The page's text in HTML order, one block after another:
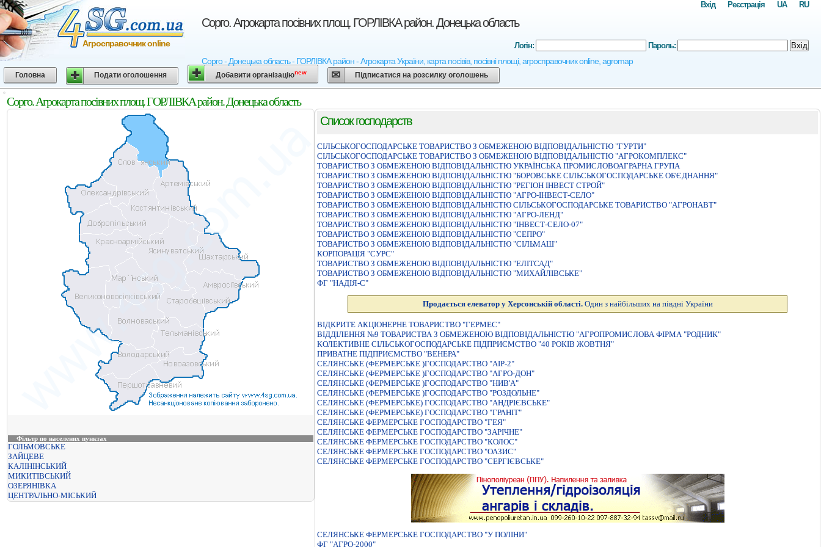
Сорго. Агрокарта посівних площ. ГОРЛІВКА район. Донецька область
Сорго - Донецька область - ГОРЛІВКА район - Агрокарта України, карта посівів, посівні площі, агросправочник online, agromap
Агросправочник online
RU
UA
Реєстрація
Вхід
Логін: Пароль: Вхід
Головна Подати оголошення Добавити організаціюnew Підписатися на розсилку оголошень
Сорго. Агрокарта посівних площ. ГОРЛІВКА район. Донецька область
Фільтр по населених пунктах
ГОЛЬМОВСЬКЕ
ЗАЙЦЕВЕ
КАЛІНІНСЬКИЙ
МИКИТІВСЬКИЙ
ОЗЕРЯНІВКА
ЦЕНТРАЛЬНО-МІСЬКИЙ
Список господарств
СIЛЬСЬКОГОСПОДАРСЬКЕ ТОВАРИСТВО З ОБМЕЖЕНОЮ ВIДПОВIДАЛЬНIСТЮ "ГУРТИ"
СIЛЬСЬКОГОСПОДАРСЬКЕ ТОВАРИСТВО З ОБМЕЖЕНОЮ ВIДПОВIДАЛЬНIСТЮ "АГРОКОМПЛЕКС"
ТОВАРИСТВО З ОБМЕЖЕНОЮ ВIДПОВIДАЛЬНIСТЮ УКРАЇНСЬКА ПРОМИСЛОВОАГРАРНА ГРУПА
ТОВАРИСТВО З ОБМЕЖЕНОЮ ВIДПОВIДАЛЬНIСТЮ "БОРОВСЬКЕ СIЛЬСЬКОГОСПОДАРСЬКЕ ОБ'ЄДНАННЯ"
ТОВАРИСТВО З ОБМЕЖЕНОЮ ВIДПОВIДАЛЬНIСТЮ "РЕГIОН IНВЕСТ СТРОЙ"
ТОВАРИСТВО З ОБМЕЖЕНОЮ ВIДПОВIДАЛЬНIСТЮ "АГРО-IНВЕСТ-СЕЛО"
ТОВАРИСТВО З ОБМЕЖЕНОЮ ВІДПОВІДАЛЬНІСТЮ СІЛЬСЬКОГОСПОДАРСЬКЕ ТОВАРИСТВО "АГРОНАВТ"
ТОВАРИСТВО З ОБМЕЖЕНОЮ ВІДПОВІДАЛЬНІСТЮ "АГРО-ЛЕНД"
ТОВАРИСТВО З ОБМЕЖЕНОЮ ВIДПОВIДАЛЬНIСТЮ "IНВЕСТ-СЕЛО-07"
ТОВАРИСТВО З ОБМЕЖЕНОЮ ВІДПОВІДАЛЬНІСТЮ "СЕПРО"
ТОВАРИСТВО З ОБМЕЖЕНОЮ ВIДПОВIДАЛЬНIСТЮ "СIЛЬМАШ"
КОРПОРАЦIЯ "СУРС"
ТОВАРИСТВО З ОБМЕЖЕНОЮ ВIДПОВIДАЛЬНIСТЮ "ЕЛIТСАД"
ТОВАРИСТВО З ОБМЕЖЕНОЮ ВIДПОВIДАЛЬНIСТЮ "МИХАЙЛIВСЬКЕ"
ФГ "НАДІЯ-С"
Продається елеватор у Херсонській області. Один з найбільших на півдні України
ВІДКРИТЕ АКЦІОНЕРНЕ ТОВАРИСТВО "ГЕРМЕС"
ВІДДІЛЕННЯ №9 ТОВАРИСТВА З ОБМЕЖЕНОЮ ВІДПОВІДАЛЬНІСТЮ "АГРОПРОМИСЛОВА ФІРМА "РОДНИК"
КОЛЕКТИВНЕ СІЛЬСЬКОГОСПОДАРСЬКЕ ПІДПРИЄМСТВО "40 РОКІВ ЖОВТНЯ"
ПРИВАТНЕ ПІДПРИЄМСТВО "ВЕНЕРА"
СЕЛЯНСЬКЕ (ФЕРМЕРСЬКЕ )ГОСПОДАРСТВО "АІР-2"
СЕЛЯНСЬКЕ (ФЕРМЕРСЬКЕ )ГОСПОДАРСТВО "АГРО-ДОН"
СЕЛЯНСЬКЕ (ФЕРМЕРСЬКЕ )ГОСПОДАРСТВО "НИВ'А"
СЕЛЯНСЬКЕ (ФЕРМЕРСЬКЕ )ГОСПОДАРСТВО "РОЗДОЛЬНЕ"
СЕЛЯНСЬКЕ (ФЕРМЕРСЬКЕ) ГОСПОДАРСТВО "АНДРIЄВСЬКЕ"
СЕЛЯНСЬКЕ (ФЕРМЕРСЬКЕ) ГОСПОДАРСТВО "ГРАНIТ"
СЕЛЯНСЬКЕ ФЕРМЕРСЬКЕ ГОСПОДАРСТВО "ГЕЯ"
СЕЛЯНСЬКЕ ФЕРМЕРСЬКЕ ГОСПОДАРСТВО "ЗАРIЧНЕ"
СЕЛЯНСЬКЕ ФЕРМЕРСЬКЕ ГОСПОДАРСТВО "КОЛОС"
СЕЛЯНСЬКЕ ФЕРМЕРСЬКЕ ГОСПОДАРСТВО "ОАЗИС"
СЕЛЯНСЬКЕ ФЕРМЕРСЬКЕ ГОСПОДАРСТВО "СЕРГIЄВСЬКЕ"
СЕЛЯНСЬКЕ ФЕРМЕРСЬКЕ ГОСПОДАРСТВО "У ПОЛIНИ"
ФГ "АГРО-2000"